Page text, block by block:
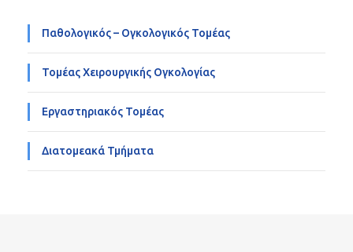
Παθολογικός – Ογκολογικός Τομέας
Τομέας Χειρουργικής Ογκολογίας
Εργαστηριακός Τομέας
Διατομεακά Τμήματα